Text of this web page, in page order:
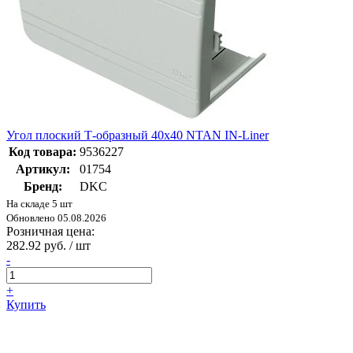
Угол плоский Т-образный 40x40 NTAN IN-Liner
Код товара: 9536227
Артикул:
01754
Бренд:
DKC
На складе 5 шт
Обновлено 05.08.2026
Розничная цена:
282.92 руб. / шт
-
+
Купить